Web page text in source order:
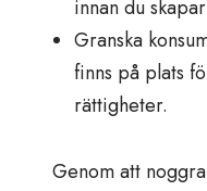
innan du
Granska
finns på plats
rättigheter.
Genom att